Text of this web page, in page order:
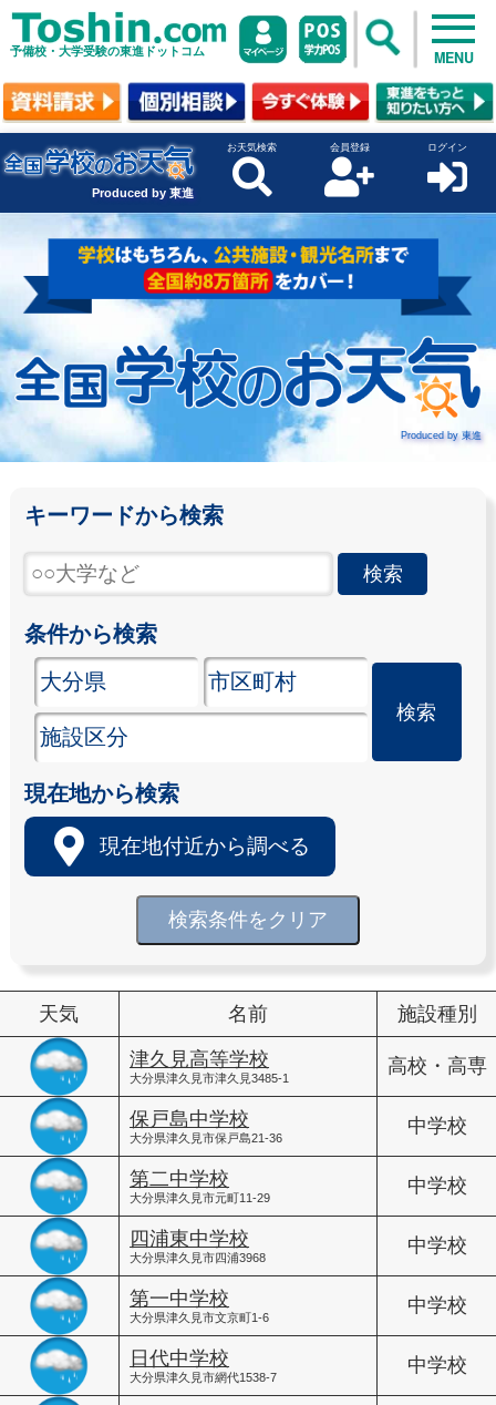
予備校・大学受験の東進ドットコム MENU
Produced by 東進
お天気検索 会員登録 ログイン
Produced by 東進
キーワードから検索
条件から検索
現在地から検索
現在地付近から調べる
検索条件をクリア
天気 名前 施設種別
津久見高等学校
大分県津久見市津久見3485-1
高校・高専
保戸島中学校
大分県津久見市保戸島21-36
中学校
第二中学校
大分県津久見市元町11-29
中学校
四浦東中学校
大分県津久見市四浦3968
中学校
第一中学校
大分県津久見市文京町1-6
中学校
日代中学校
大分県津久見市網代1538-7
中学校